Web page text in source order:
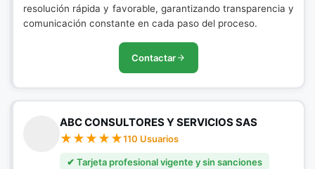
resolución rápida y favorable, garantizando transparencia y
comunicación constante en cada paso del proceso.
Contactar
ABC CONSULTORES Y SERVICIOS SAS
110 Usuarios
✔ Tarjeta profesional vigente y sin sanciones